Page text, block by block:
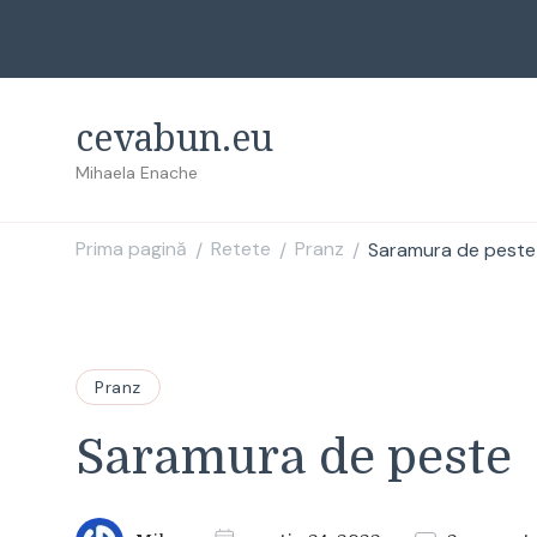
cevabun.eu
Mihaela Enache
Prima pagină / Retete / Pranz / Saramura de peste
Pranz
Saramura de peste